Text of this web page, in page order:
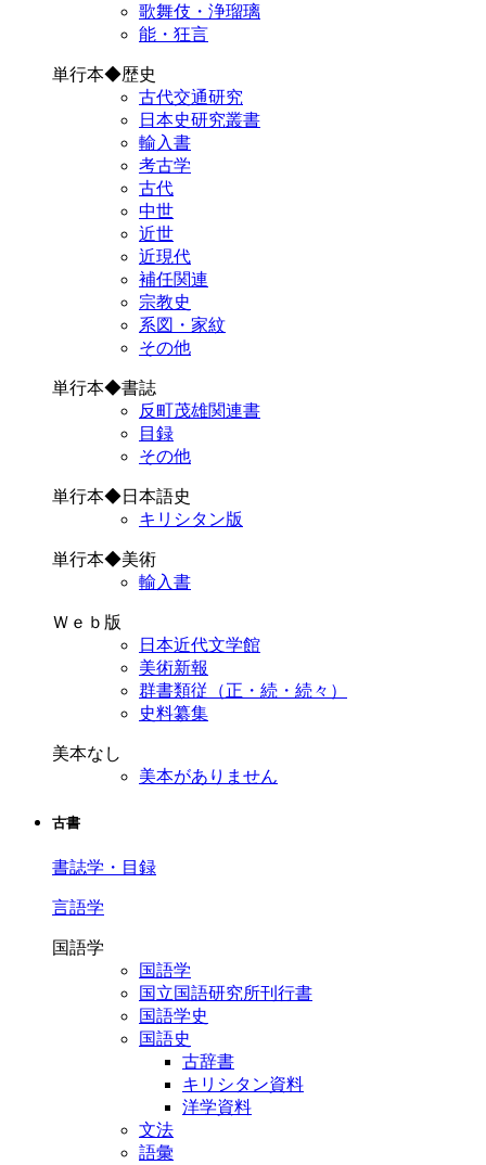
歌舞伎・浄瑠璃
能・狂言
単行本◆歴史
古代交通研究
日本史研究叢書
輸入書
考古学
古代
中世
近世
近現代
補任関連
宗教史
系図・家紋
その他
単行本◆書誌
反町茂雄関連書
目録
その他
単行本◆日本語史
キリシタン版
単行本◆美術
輸入書
Ｗｅｂ版
日本近代文学館
美術新報
群書類従（正・続・続々）
史料纂集
美本なし
美本がありません
古書
書誌学・目録
言語学
国語学
国語学
国立国語研究所刊行書
国語学史
国語史
古辞書
キリシタン資料
洋学資料
文法
語彙